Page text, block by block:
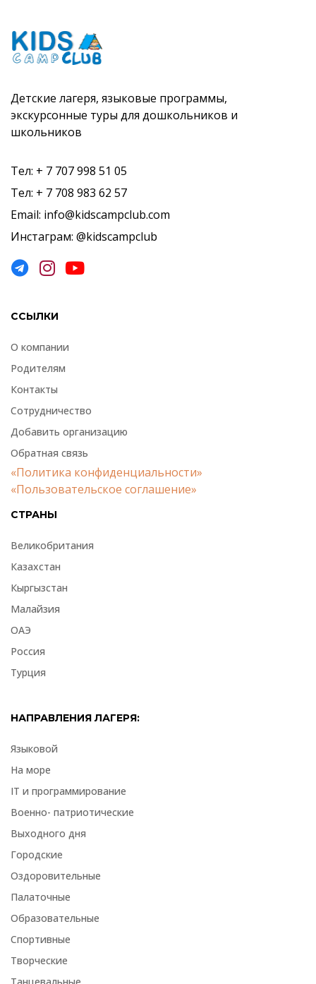
Детские лагеря, языковые программы,
экскурсонные туры для дошкольников и
школьников
Тел: + 7 707 998 51 05
Тел: + 7 708 983 62 57
Email: info@kidscampclub.com
Инстаграм: @kidscampclub
ССЫЛКИ
О компании
Родителям
Контакты
Сотрудничество
Добавить организацию
Обратная связь
«Политика конфиденциальности»
«Пользовательское соглашение»
СТРАНЫ
Великобритания
Казахстан
Кыргызстан
Малайзия
ОАЭ
Россия
Турция
НАПРАВЛЕНИЯ ЛАГЕРЯ:
Языковой
На море
IT и программирование
Военно- патриотические
Выходного дня
Городские
Оздоровительные
Палаточные
Образовательные
Спортивные
Творческие